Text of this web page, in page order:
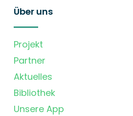
Über uns
Projekt
Partner
Aktuelles
Bibliothek
Unsere App